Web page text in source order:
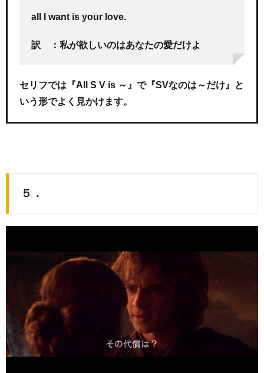
all I want is your love.
訳 ：私が欲しいのはあなたの愛だけよ
セリフでは『All S V is ～』で『SVなのは～だけ』と
いう形でよく見かけます。
５．